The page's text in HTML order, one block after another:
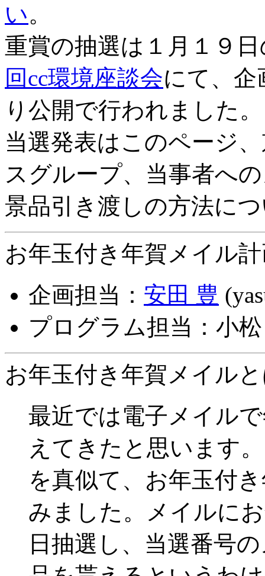
い。
重賞の抽選は１月１９
回cc環境座談会にて、企
り公開で行われました。
当選発表はこのページ
スグループ、当事者へ
景品引き渡しの方法に
お年玉付き年賀メイル
企画担当： 安田 豊
プログラム担当：小
お年玉付き年賀メイル
最近では電子メイル
えてきたと思います
を真似て、お年玉付
みました。メイルに
日抽選し、当選番号